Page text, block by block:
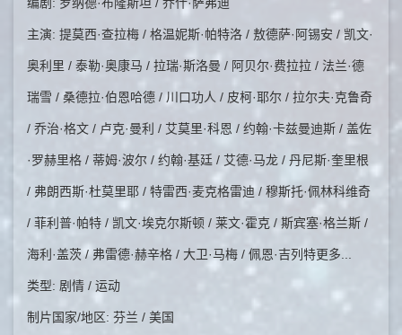
编剧: 罗纳德·布隆斯坦 / 乔什·萨弗迪
主演: 提莫西·查拉梅 / 格温妮斯·帕特洛 / 敖德萨·阿锡安 / 凯文·
奥利里 / 泰勒·奥康马 / 拉瑞·斯洛曼 / 阿贝尔·费拉拉 / 法兰·德
瑞雪 / 桑德拉·伯恩哈德 / 川口功人 / 皮柯·耶尔 / 拉尔夫·克鲁奇
/ 乔治·格文 / 卢克·曼利 / 艾莫里·科恩 / 约翰·卡兹曼迪斯 / 盖佐
·罗赫里格 / 蒂姆·波尔 / 约翰·基廷 / 艾德·马龙 / 丹尼斯·奎里根
/ 弗朗西斯·杜莫里耶 / 特雷西·麦克格雷迪 / 穆斯托·佩林科维奇
/ 菲利普·帕特 / 凯文·埃克尔斯顿 / 莱文·霍克 / 斯宾塞·格兰斯 /
海利·盖茨 / 弗雷德·赫辛格 / 大卫·马梅 / 佩恩·吉列特更多...
类型: 剧情 / 运动
制片国家/地区: 芬兰 / 美国